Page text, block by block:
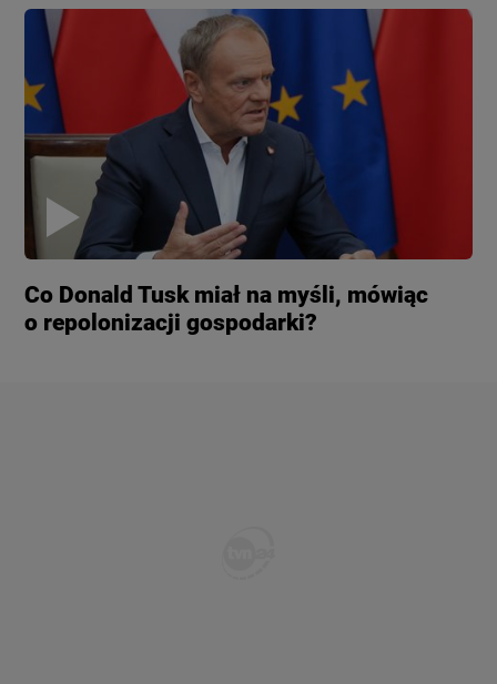
Co Donald Tusk miał na myśli, mówiąc
o repolonizacji gospodarki?